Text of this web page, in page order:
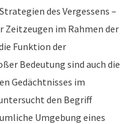
des Vergessens –
Zeitzeugen im Rahmen der
Funktion der
Bedeutung sind auch die
Gedächtnisses im
den Begriff
Umgebung eines